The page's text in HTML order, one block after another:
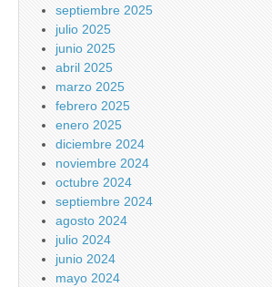
septiembre 2025
julio 2025
junio 2025
abril 2025
marzo 2025
febrero 2025
enero 2025
diciembre 2024
noviembre 2024
octubre 2024
septiembre 2024
agosto 2024
julio 2024
junio 2024
mayo 2024